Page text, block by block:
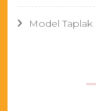
Model Taplak